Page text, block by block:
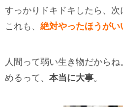
すっかりドキドキしたら、次
これも、 絶対やったほうがい
人間って弱い生き物だから
めるって、 本当に大事。